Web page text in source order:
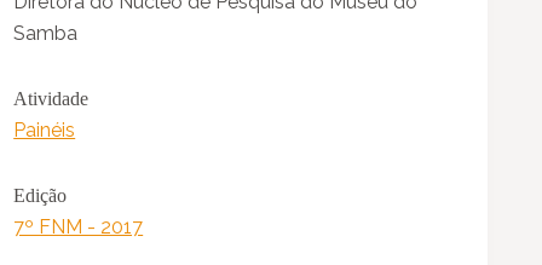
Samba
Atividade
Painéis
Edição
7º FNM - 2017